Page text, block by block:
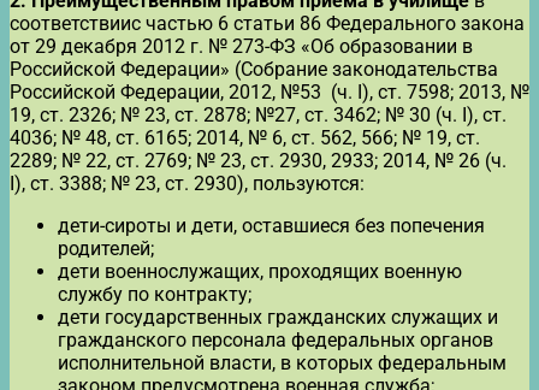
соответствиис частью 6 статьи 86 Федерального закона
от 29 декабря 2012 г. № 273-ФЗ «Об образовании в
Российской Федерации» (Собрание законодательства
Российской Федерации, 2012, №53 (ч. I), ст. 7598; 2013, №
19, ст. 2326; № 23, ст. 2878; №27, ст. 3462; № 30 (ч. I), ст.
4036; № 48, ст. 6165; 2014, № 6, ст. 562, 566; № 19, ст.
2289; № 22, ст. 2769; № 23, ст. 2930, 2933; 2014, № 26 (ч.
I), ст. 3388; № 23, ст. 2930), пользуются:
дети-сироты и дети, оставшиеся без попечения
родителей;
дети военнослужащих, проходящих военную
службу по контракту;
дети государственных гражданских служащих и
гражданского персонала федеральных органов
исполнительной власти, в которых федеральным